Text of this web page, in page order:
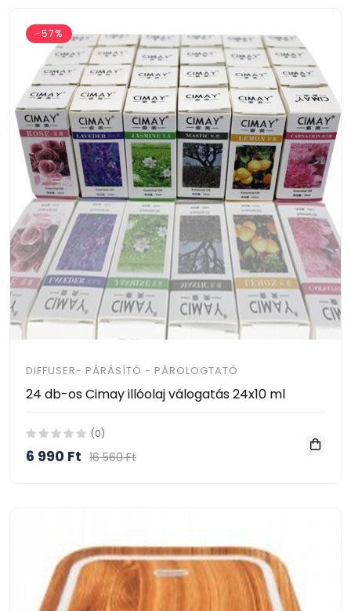
-57%
DIFFUSER- PÁRÁSÍTÓ - PÁROLOGTATÓ
24 db-os Cimay illóolaj válogatás 24x10 ml
(0)
6 990 Ft 16 560 Ft